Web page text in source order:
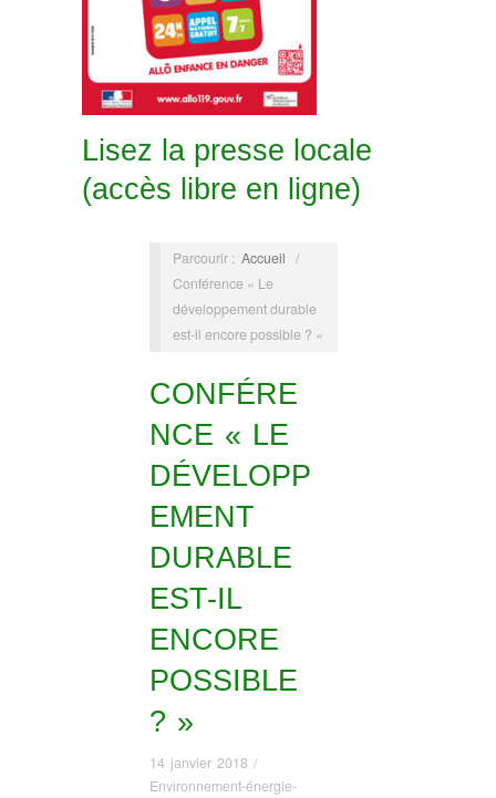
Lisez la presse locale
(accès libre en ligne)
Parcourir : Accueil /
Conférence « Le
développement durable
est-il encore possible ? »
CONFÉRE
NCE « LE
DÉVELOPP
EMENT
DURABLE
EST-IL
ENCORE
POSSIBLE
? »
14 janvier 2018 /
Environnement-énergie-